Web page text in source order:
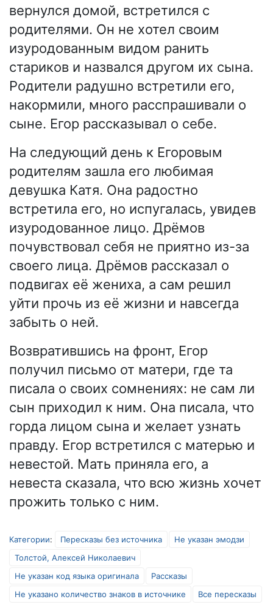
вернулся домой, встретился с
родителями. Он не хотел своим
изуродованным видом ранить
стариков и назвался другом их сына.
Родители радушно встретили его,
накормили, много расспрашивали о
сыне. Егор рассказывал о себе.
На следующий день к Егоровым
родителям зашла его любимая
девушка Катя. Она радостно
встретила его, но испугалась, увидев
изуродованное лицо. Дрёмов
почувствовал себя не приятно из-за
своего лица. Дрёмов рассказал о
подвигах её жениха, а сам решил
уйти прочь из её жизни и навсегда
забыть о ней.
Возвратившись на фронт, Егор
получил письмо от матери, где та
писала о своих сомнениях: не сам ли
сын приходил к ним. Она писала, что
горда лицом сына и желает узнать
правду. Егор встретился с матерью и
невестой. Мать приняла его, а
невеста сказала, что всю жизнь хочет
прожить только с ним.
Категории: Пересказы без источника
Не указан эмодзи
Толстой, Алексей Николаевич
Не указан код языка оригинала
Рассказы
Не указано количество знаков в источнике
Все пересказы